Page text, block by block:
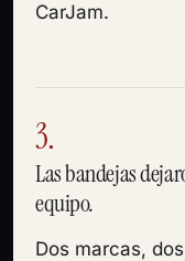
CarJam.
3.
Las bandejas
equipo.
Dos marcas,